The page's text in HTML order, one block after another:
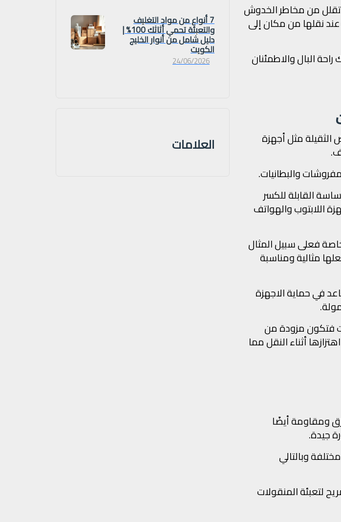
من مخاطر الخدوش
عند نقلها من مكان إلى
البال والاطمئنان
مثل أجهزة
والبطانيات.
القابلة للكسر
اللابتوب والهواتف
فعلى سبيل المثال
مثالية ومناسبة
في حماية الاجهزة
فتكون مزودة من
أثناء النقل مما
ومقاومة أيضًا
جيدة.
وبالتالي
لتعبئة المنقولات
7 أنواع من مواد التغليف
والتعبئة تحمي أثاثك 100% |
دليل شامل من أنوار الخليج
الكويت
24/06/2026
العلامات